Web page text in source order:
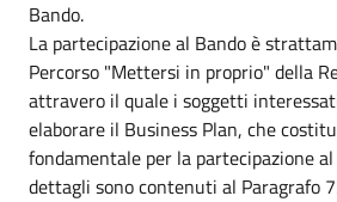
Bando.
La partecipazione al Bando è
Percorso "Mettersi in proprio" della
attravero il quale i soggetti
elaborare il Business Plan, che
fondamentale per la partecipazione
dettagli sono contenuti al Paragrafo